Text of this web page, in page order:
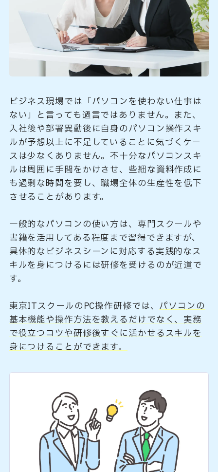
ビジネス現場では「パソコンを使わない仕事は
ない」と言っても過言ではありません。また、
入社後や部署異動後に自身のパソコン操作スキ
ルが予想以上に不足していることに気づくケー
スは少なくありません。不十分なパソコンスキ
ルは周囲に手間をかけさせ、些細な資料作成に
も過剰な時間を要し、職場全体の生産性を低下
させることがあります。
一般的なパソコンの使い方は、専門スクールや
書籍を活用してある程度まで習得できますが、
具体的なビジネスシーンに対応する実践的なス
キルを身につけるには研修を受けるのが近道で
す。
東京ITスクールのPC操作研修では、パソコンの
基本機能や操作方法を教えるだけでなく、実務
で役立つコツや研修後すぐに活かせるスキルを
身につけることができます。